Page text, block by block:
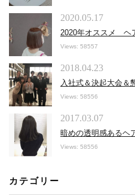
2020年オススメ ヘ
2020.05.17
Views: 58557
入社式＆決起大会＆
2018.04.23
Views: 58556
暗めの透明感あるヘ
2017.03.07
Views: 58556
カテゴリー